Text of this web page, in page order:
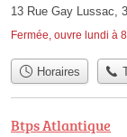
13 Rue Gay Lussac,
Fermée, ouvre lundi à
Horaires
Btps Atlantique